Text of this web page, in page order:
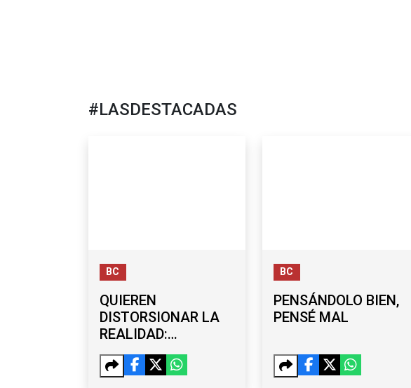
#LASDESTACADAS
BC
QUIEREN
DISTORSIONAR LA
REALIDAD:
BURGUEÑO
DESCARTA
BC
PENSÁNDOLO BIEN,
PENSÉ MAL